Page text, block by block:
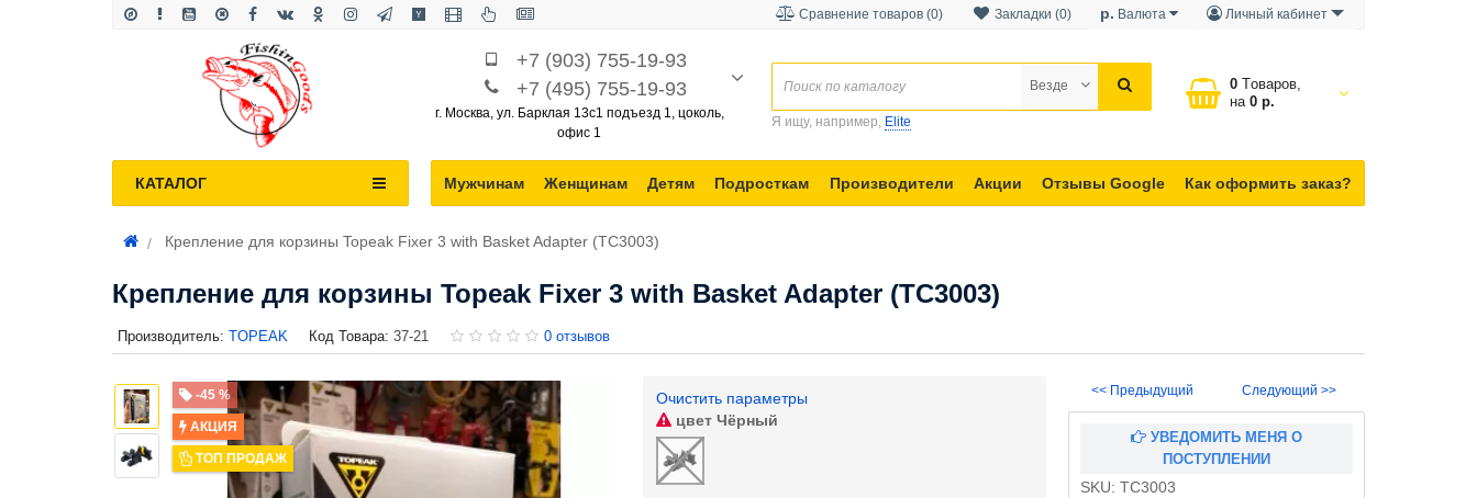
Личный кабинет
р. Валюта
Закладки (0)
Сравнение товаров (0)
+7 (903) 755-19-93
+7 (495) 755-19-93
г. Москва, ул. Барклая 13с1 подъезд 1, цоколь,
офис 1
0 Tоваров,
на
0 р.
Везде
Я ищу, например, Elite
Мужчинам Женщинам Детям Подросткам Производители Акции Отзывы Google Как оформить заказ?
КАТАЛОГ
Крепление для корзины Topeak Fixer 3 with Basket Adapter (TC3003)
Крепление для корзины Topeak Fixer 3 with Basket Adapter (TC3003)
Производитель: TOPEAK Код Товара: 37-21 0 отзывов
-45 %
АКЦИЯ
ТОП ПРОДАЖ
Очистить параметры
цветЧёрный
<< Предыдущий Следующий >>
УВЕДОМИТЬ МЕНЯ О
ПОСТУПЛЕНИИ
SKU: TC3003